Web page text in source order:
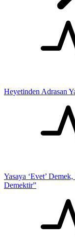
Heyetinden Adrasan
Yasaya ‘Evet’
Demektir”